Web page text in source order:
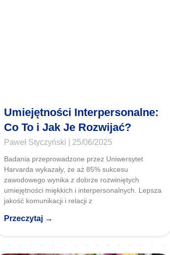
Umiejętności Interpersonalne:
Co To i Jak Je Rozwijać?
Paweł Styczyński 25/06/2025
Badania przeprowadzone przez Uniwersytet
Harvarda wykazały, że aż 85% sukcesu
zawodowego wynika z dobrze rozwiniętych
umiejętności miękkich i interpersonalnych. Lepsza
jakość komunikacji i relacji z
Przeczytaj →